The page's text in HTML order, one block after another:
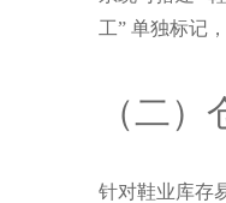
工” 单独标记
（二
针对鞋业库存